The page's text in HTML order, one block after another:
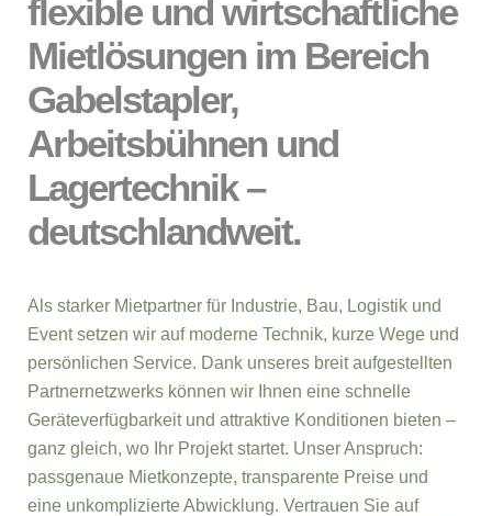
flexible und wirtschaftliche
Mietlösungen im Bereich
Gabelstapler,
Arbeitsbühnen und
Lagertechnik –
deutschlandweit.
Als starker Mietpartner für Industrie, Bau, Logistik und
Event setzen wir auf moderne Technik, kurze Wege und
persönlichen Service. Dank unseres breit aufgestellten
Partnernetzwerks können wir Ihnen eine schnelle
Geräteverfügbarkeit und attraktive Konditionen bieten –
ganz gleich, wo Ihr Projekt startet. Unser Anspruch:
passgenaue Mietkonzepte, transparente Preise und
eine unkomplizierte Abwicklung. Vertrauen Sie auf